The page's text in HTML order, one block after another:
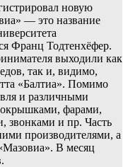
новую
— это название
Франц Тодтенхёфер.
выходили как
так и, видимо,
«Балтиа». Помимо
и различными
фарами,
звонками и пр. Часть
производителями, а
В месяц